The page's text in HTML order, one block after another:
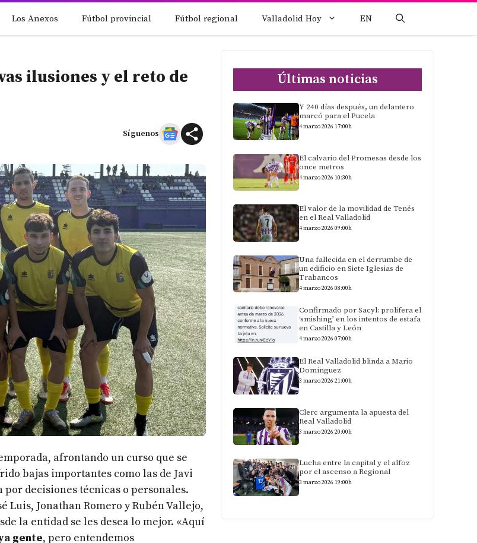
Los Anexos Fútbol provincial Fútbol regional Valladolid Hoy EN
ilusiones y el reto de
Síguenos
afrontando un curso que se
bajas importantes como las de Javi
decisiones técnicas o personales.
Luis, Jonathan Romero y Rubén Vallejo,
la entidad se les desea lo mejor. «Aquí
gente, pero entendemos
Últimas noticias
Y 240 días después, un delantero
marcó para el Pucela
4 marzo 2026 17:00h
El calvario del Promesas desde los
once metros
4 marzo 2026 10:30h
El valor de la movilidad de Tenés
en el Real Valladolid
4 marzo 2026 09:00h
Una fallecida en el derrumbe de
un edificio en Siete Iglesias de
Trabancos
4 marzo 2026 08:00h
Confirmado por Sacyl: prolifera el
‘smishing’ en los intentos de estafa
en Castilla y León
4 marzo 2026 07:00h
El Real Valladolid blinda a Mario
Domínguez
3 marzo 2026 21:00h
Clerc argumenta la apuesta del
Real Valladolid
3 marzo 2026 20:00h
Lucha entre la capital y el alfoz
por el ascenso a Regional
3 marzo 2026 19:00h